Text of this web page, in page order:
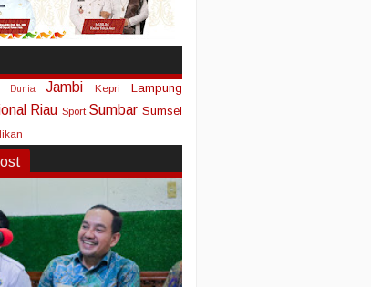
Dunia Jambi Kepri Lampung
Riau Sport Sumbar Sumsel